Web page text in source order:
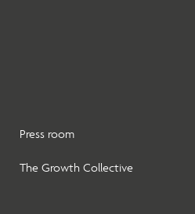
Press room
The Growth Collective